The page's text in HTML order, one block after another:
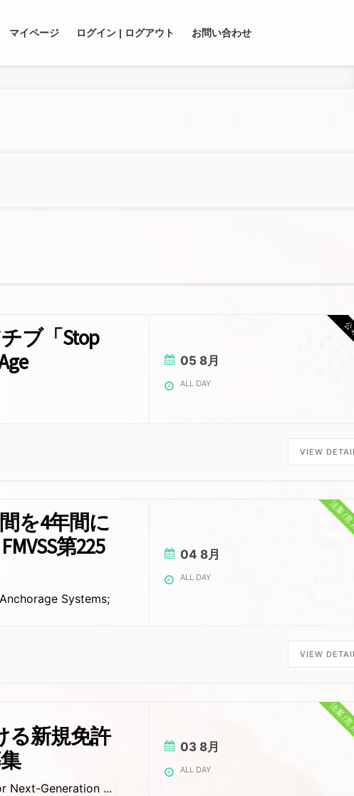
マイページ ログイン | ログアウト お問い合わせ
ブ「Stop
05 8月
ALL DAY
VIEW
を4年間に
第225
Systems;
04 8月
法案/
ALL DAY
VIEW
る新規免許
Next-Generation ...
03 8月
法案/
ALL DAY